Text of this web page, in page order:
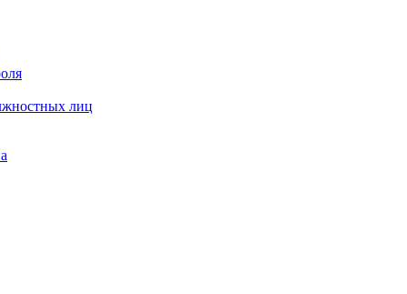
лиц